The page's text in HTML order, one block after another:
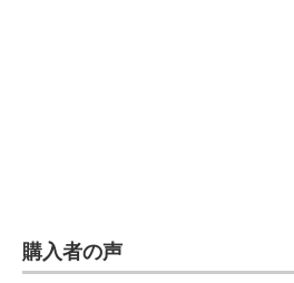
購入者の声